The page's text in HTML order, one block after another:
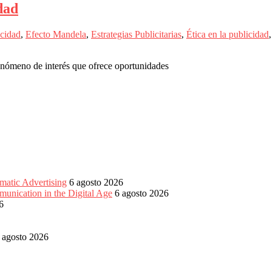
, Efecto Mandela, Estrategias Publicitarias, Ética en la publicidad,
de interés que ofrece oportunidades
Advertising 6 agosto 2026
in the Digital Age 6 agosto 2026
agosto 2026